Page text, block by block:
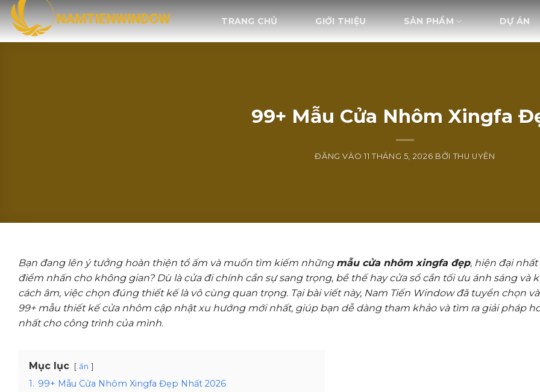
Bỏ
qua
nội
TRANG CHỦ GIỚI THIỆU SẢN PHẨM DỰ ÁN
99+ Mẫu Cửa Nhôm Xingfa
ĐĂNG VÀO11 THÁNG 5, 2026 BỞI THU UYÊN
Bạn đang lên ý tưởng hoàn thiện tổ ấm và muốn tìm kiếm những mẫu cửa nhôm xingfa đẹp, hiện đại nhất
điểm nhấn cho không gian? Dù là cửa đi chính cần sự sang trọng, bề thế hay cửa sổ cần tối ưu ánh sáng và
cách âm, việc chọn đúng thiết kế là vô cùng quan trọng. Tại bài viết này, Nam Tiến Window đã tuyển chọn
99+ mẫu thiết kế cửa nhôm cập nhật xu hướng mới nhất, giúp bạn dễ dàng tham khảo và tìm ra giải pháp
nhất cho công trình của mình.
Mục lục ẩn
1. 99+ Mẫu Cửa Nhôm Xingfa Đẹp Nhất 2026